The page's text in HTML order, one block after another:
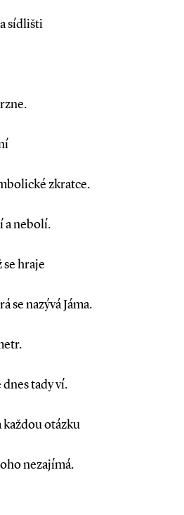
sídlišti
zkratce.
a nebolí.
hraje
se nazývá Jáma.
dnes tady ví.
každou otázku
nezajímá.